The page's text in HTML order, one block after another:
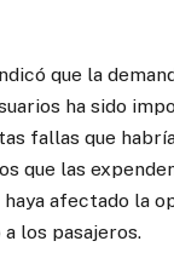
que la
ha sido
fallas que
que las
afectado la
los pasajeros.